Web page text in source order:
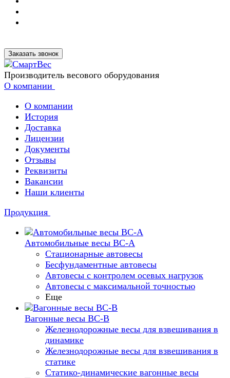
Заказать звонок
Производитель весового оборудования
О компании
О компании
История
Доставка
Лицензии
Документы
Отзывы
Реквизиты
Вакансии
Наши клиенты
Продукция
Автомобильные весы ВС-А
Стационарные автовесы
Бесфундаментные автовесы
Автовесы с контролем осевых нагрузок
Автовесы с максимальной точностью
Еще
Вагонные весы ВС-В
Железнодорожные весы для взвешивания в
динамике
Железнодорожные весы для взвешивания в
статике
Статико-динамические вагонные весы